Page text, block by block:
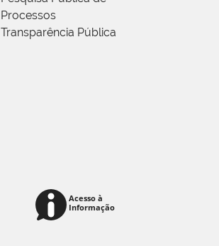
Processos
Transparência Pública